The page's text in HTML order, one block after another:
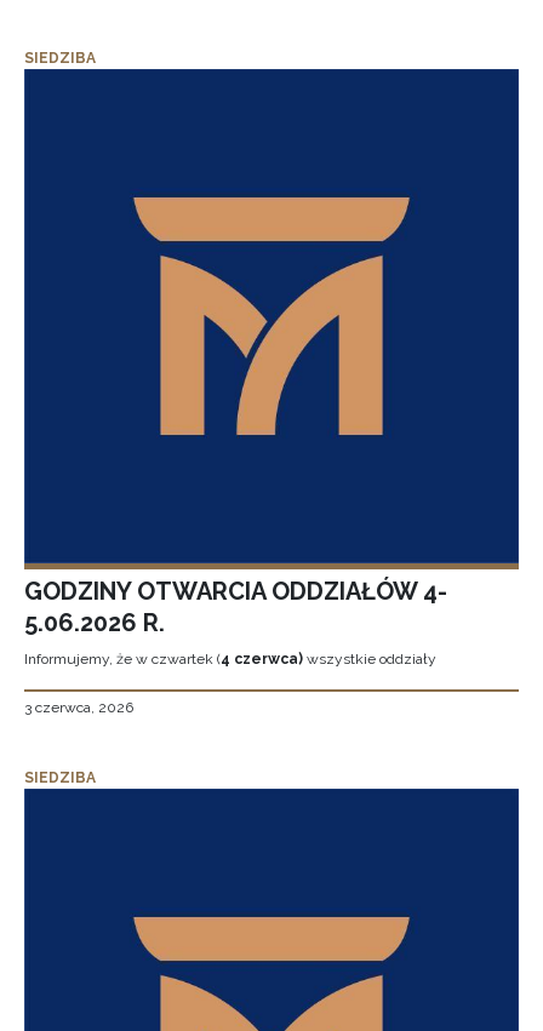
SIEDZIBA
GODZINY OTWARCIA ODDZIAŁÓW 4-
5.06.2026 R.
Informujemy, że w czwartek (4 czerwca) wszystkie oddziały
3 czerwca, 2026
SIEDZIBA